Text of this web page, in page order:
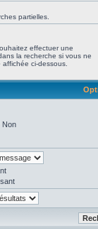
partielles.
effectuer une
la recherche si vous ne
ci-dessous.
Non